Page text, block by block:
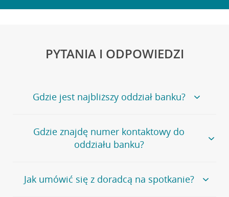
PYTANIA I ODPOWIEDZI
Gdzie jest najbliższy oddział banku?
Jeśli szukasz oddziału naszego banku, zapraszamy na
stronęPlacówki i bankomaty, na której znajduje się
wygodna wyszukiwarka.
oddziałów
Gdzie znajdę numer kontaktowy do
oddziału banku?
Bank Credit Agricole nie udostępnia ogólnego numeru
telefonu do placówki bankowej.
Jak umówić się z doradcą na spotkanie?